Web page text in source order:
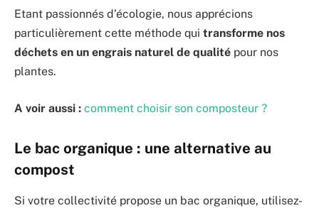
Etant passionnés d’écologie, nous apprécions
particulièrement cette méthode qui transforme nos
déchets en un engrais naturel de qualité pour nos
plantes.
A voir aussi : comment choisir son composteur ?
Le bac organique : une alternative au
compost
Si votre collectivité propose un bac organique, utilisez-